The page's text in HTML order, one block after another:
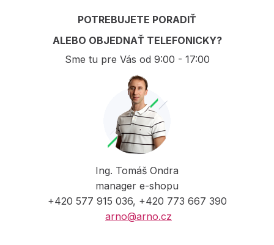
POTREBUJETE PORADIŤ
ALEBO OBJEDNAŤ TELEFONICKY?
Sme tu pre Vás od 9:00 - 17:00
Ing. Tomáš Ondra
manager e-shopu
+420 577 915 036, +420 773 667 390
arno@arno.cz